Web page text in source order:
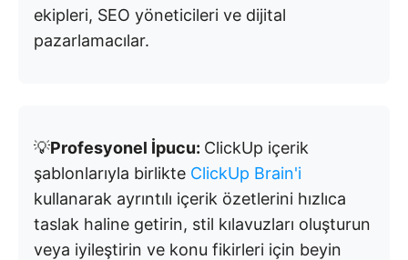
ekipleri, SEO yöneticileri ve dijital
pazarlamacılar.
💡Profesyonel İpucu: ClickUp içerik
şablonlarıyla birlikte ClickUp Brain'i
kullanarak ayrıntılı içerik özetlerini hızlıca
taslak haline getirin, stil kılavuzları oluşturun
veya iyileştirin ve konu fikirleri için beyin